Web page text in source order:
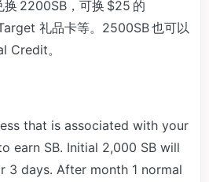
换 2200SB，可换 $25 的
礼品卡等。2500SB 也可以
Credit。
that is associated with your
earn SB. Initial 2,000 SB will
3 days. After month 1 normal